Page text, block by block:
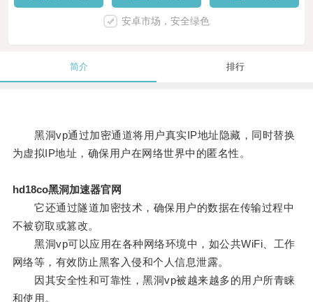
安卓市场，安全绿色
简介 排行
黑洞vp通过加密通道将用户真实IP地址隐藏，同时替换
为虚拟IP地址，确保用户在网络世界中的匿名性。
hd18co黑洞加速器官网
它还通过隧道加密技术，确保用户的数据在传输过程中
不被窃取或篡改。
黑洞vp可以应用在各种网络环境中，如公共WiFi、工作
网络等，有效防止黑客入侵和个人信息泄露。
因其安全性和可靠性，黑洞vp被越来越多的用户所青睐
和使用。